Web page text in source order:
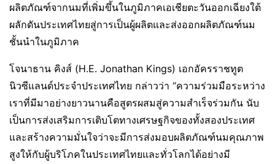
ผลิตภัณฑ์จากนมที่เพิ่มขึ้นในภูมิภาคเอเชียตะวันออกเฉียงใต้
ผลักดันประเทศไทยสู่การเป็นผู้ผลิตและส่งออกผลิตภัณฑ์นม
ชั้นนำในภูมิภาค
โจนาธาน คิงส์ (H.E. Jonathan Kings) เอกอัครราชทูต
นิวซีแลนด์ประจำประเทศไทย กล่าวว่า “ความร่วมมือระหว่าง
เราที่มีมาอย่างยาวนานคือสูตรผสมสู่ความสำเร็จร่วมกัน นับ
เป็นการส่งเสริมการเติบโตทางเศรษฐกิจของทั้งสองประเทศ
และสร้างความมั่นใจว่าจะมีการส่งมอบผลิตภัณฑ์นมคุณภาพ
สูงให้กับผู้บริโภคในประเทศไทยและทั่วโลกได้อย่างมี